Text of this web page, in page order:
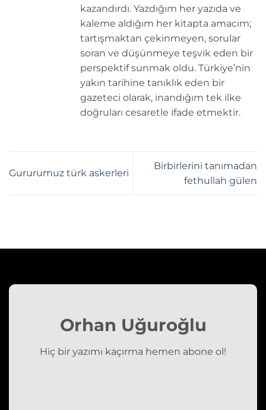
kazandırdı. Yazdığım her yazıda ve
kaleme aldığım her kitapta amacım;
tartışmaktan çekinmeyen, sorular
soran ve düşünmeye teşvik eden bir
perspektif sunmak oldu. Türkiye’nin
yakın tarihine tanıklık eden bir
gazeteci olarak, inandığım tek ilke
doğruları cesaretle ifade etmektir.
Gururumuz türk askerleri
Birbirlerini tanımadan
fethullah gülen
Orhan Uğuroğlu
Hiç bir yazımı kaçırma hemen abone ol!